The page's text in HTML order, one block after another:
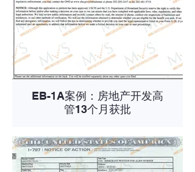
EB-1A案例：房地产开发高
管13个月获批